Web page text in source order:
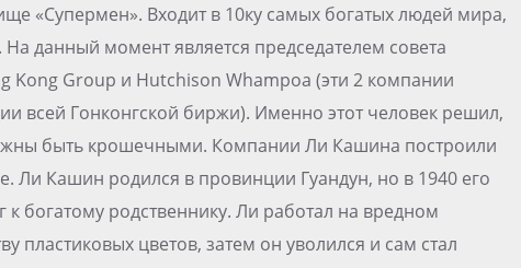
«Супермен». Входит в 10ку самых богатых людей мира,
данный момент является председателем совета
Kong Group и Hutchison Whampoa (эти 2 компании
всей Гонконгской биржи). Именно этот человек решил,
быть крошечными. Компании Ли Кашина построили
Ли Кашин родился в провинции Гуандун, но в 1940 его
к богатому родственнику. Ли работал на вредном
пластиковых цветов, затем он уволился и сам стал